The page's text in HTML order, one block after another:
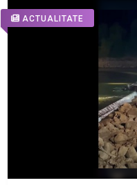
ACTUALITATE